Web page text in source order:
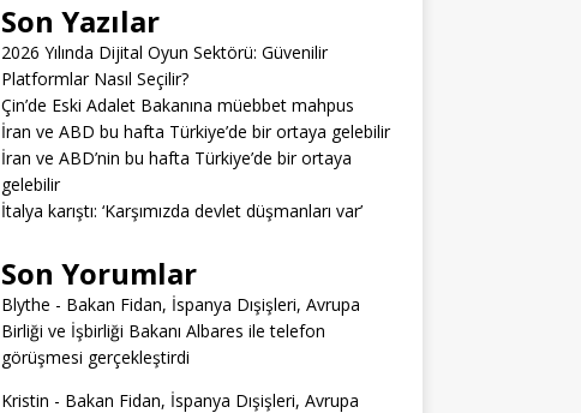
Son Yazılar
2026 Yılında Dijital Oyun Sektörü: Güvenilir
Platformlar Nasıl Seçilir?
Çin’de Eski Adalet Bakanına müebbet mahpus
İran ve ABD bu hafta Türkiye’de bir ortaya gelebilir
İran ve ABD’nin bu hafta Türkiye’de bir ortaya
gelebilir
İtalya karıştı: ‘Karşımızda devlet düşmanları var’
Son Yorumlar
Blythe - Bakan Fidan, İspanya Dışişleri, Avrupa
Birliği ve İşbirliği Bakanı Albares ile telefon
görüşmesi gerçekleştirdi
Kristin - Bakan Fidan, İspanya Dışişleri, Avrupa